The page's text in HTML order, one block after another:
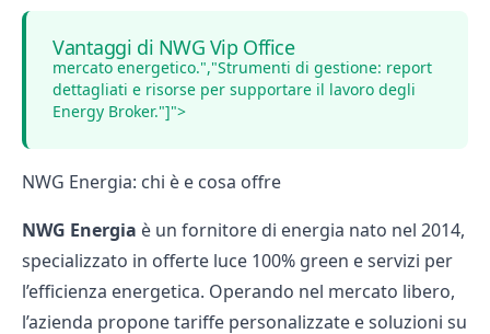
Vantaggi di NWG Vip Office
mercato energetico.","Strumenti di gestione: report
dettagliati e risorse per supportare il lavoro degli
Energy Broker."]">
NWG Energia: chi è e cosa offre
NWG Energia è un fornitore di energia nato nel 2014,
specializzato in offerte luce 100% green e servizi per
l’efficienza energetica. Operando nel mercato libero,
l’azienda propone tariffe personalizzate e soluzioni su